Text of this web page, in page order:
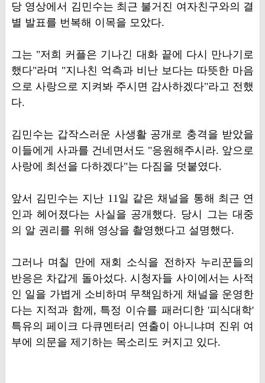
당 영상에서 김민수는 최근 불거진 여자친구와의 결
별 발표를 번복해 이목을 모았다.
그는 "저희 커플은 기나긴 대화 끝에 다시 만나기로
했다"라며 "지나친 억측과 비난 보다는 따뜻한 마음
으로 사랑으로 지켜봐 주시면 감사하겠다"라고 전했
다.
김민수는 갑작스러운 사생활 공개로 충격을 받았을
이들에게 사과를 건네면서도 "응원해주시라. 앞으로
사랑에 최선을 다하겠다"는 다짐을 덧붙였다.
앞서 김민수는 지난 11일 같은 채널을 통해 최근 연
인과 헤어졌다는 사실을 공개했다. 당시 그는 대중
의 알 권리를 위해 영상을 촬영했다고 설명했다.
그러나 며칠 만에 재회 소식을 전하자 누리꾼들의
반응은 차갑게 돌아섰다. 시청자들 사이에서는 사적
인 일을 가볍게 소비하며 무책임하게 채널을 운영한
다는 지적과 함께, 특정 이슈를 패러디한 '피식대학'
특유의 페이크 다큐멘터리 연출이 아니냐며 진위 여
부에 의문을 제기하는 목소리도 커지고 있다.